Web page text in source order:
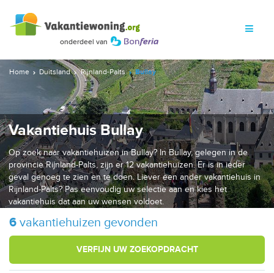
Home Duitsland Rijnland-Palts Bullay
Vakantiehuis Bullay
Op zoek naar vakantiehuizen in Bullay? In Bullay, gelegen in de
provincie Rijnland-Palts, zijn er 12 vakantiehuizen. Er is in ieder
geval genoeg te zien en te doen. Liever een ander vakantiehuis in
Rijnland-Palts? Pas eenvoudig uw selectie aan en kies het
vakantiehuis dat aan uw wensen voldoet.
6 vakantiehuizen gevonden
VERFIJN UW ZOEKOPDRACHT